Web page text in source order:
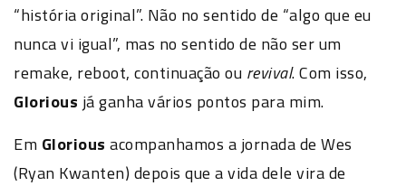
“história original”. Não no sentido de “algo que eu
nunca vi igual”, mas no sentido de não ser um
remake, reboot, continuação ou revival. Com isso,
Glorious já ganha vários pontos para mim.
Em Glorious acompanhamos a jornada de Wes
(Ryan Kwanten) depois que a vida dele vira de